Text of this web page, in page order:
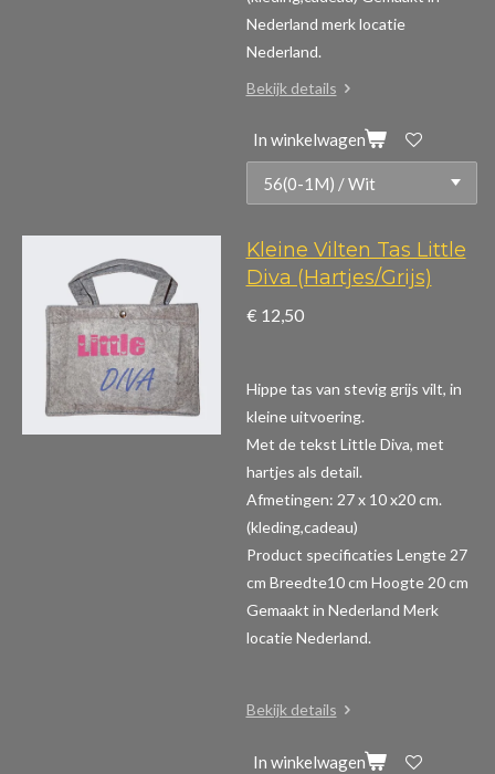
Nederland merk locatie
Nederland.
Bekijk details
In winkelwagen
Kleine Vilten Tas Little
Diva (Hartjes/Grijs)
€ 12,50
Hippe tas van stevig grijs vilt, in
kleine uitvoering.
Met de tekst Little Diva, met
hartjes als detail.
Afmetingen: 27 x 10 x20 cm.
(kleding,cadeau)
Product specificaties Lengte 27
cm Breedte10 cm Hoogte 20 cm
Gemaakt in Nederland Merk
locatie Nederland.
Bekijk details
In winkelwagen